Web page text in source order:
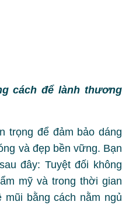
cách để lành thương
trọng để đảm bảo dáng
và đẹp bền vững. Bạn
đây: Tuyệt đối không
mỹ và trong thời gian
bằng cách nằm ngủ